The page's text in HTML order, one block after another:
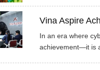
Vina Aspire
In an era where
achievement—it is